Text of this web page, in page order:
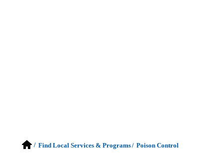
/ Find Local Services & Programs/ Poison Control